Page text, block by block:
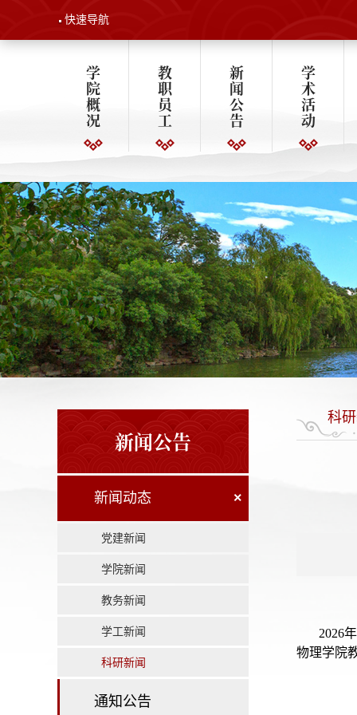
快速导航
学
院
概
况
教
职
员
工
新
闻
公
告
学
术
活
动
新闻公告
新闻动态 ×
党建新闻
学院新闻
教务新闻
学工新闻
科研新闻
通知公告
科
2026
物理学院